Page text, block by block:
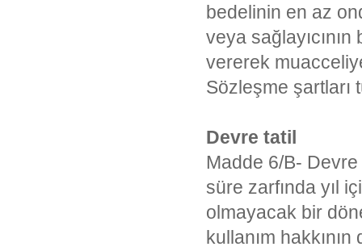
bedelinin en az
veya
vererek
Sözleşme şartları
Devre tatil
Madde 6/B-
süre zarfında yıl
olmayacak bir
kullanım